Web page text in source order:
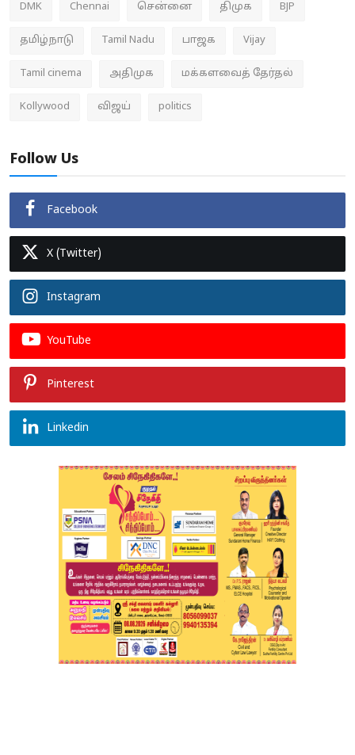
DMK Chennai சென்னை திமுக BJP
தமிழ்நாடு Tamil Nadu பாஜக Vijay
Tamil cinema அதிமுக மக்களவைத் தேர்தல்
Kollywood விஜய் politics
Follow Us
Facebook
X (Twitter)
Instagram
YouTube
Pinterest
Linkedin